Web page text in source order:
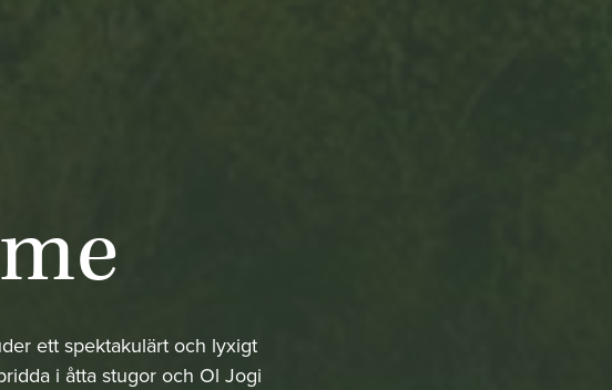
ett spektakulärt och lyxigt
i åtta stugor och Ol Jogi